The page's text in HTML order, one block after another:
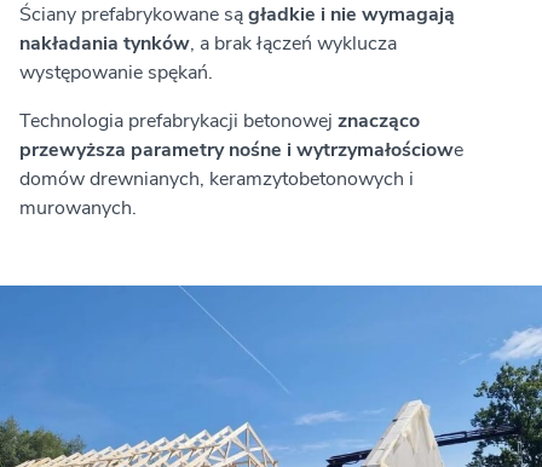
Ściany prefabrykowane sągładkie i nie wymagają
nakładania tynków, a brak łączeń wyklucza
występowanie spękań.
Technologia prefabrykacji betonowej znacząco
przewyższa parametry nośne i wytrzymałościowe
domów drewnianych, keramzytobetonowych i
murowanych.